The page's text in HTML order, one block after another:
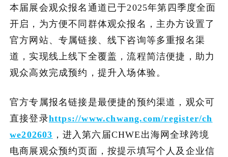
本届展会观众报名通道已于2025年第四季度全面
开启，为方便不同群体观众报名，主办方设置了
官方网站、专属链接、线下咨询等多重报名渠
道，实现线上线下全覆盖，流程简洁便捷，助力
观众高效完成预约，提升入场体验。
官方专属报名链接是最便捷的预约渠道，观众可
直接登录https://www.chwang.com/register/ch
we202603 ，进入第六届CHWE出海网全球跨境
电商展观众预约页面，按提示填写个人及企业信